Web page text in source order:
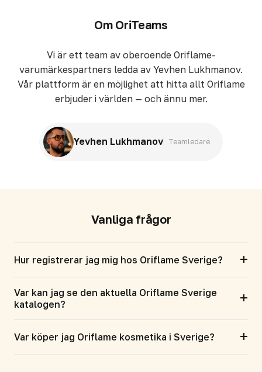
Om OriTeams
Vi är ett team av oberoende Oriflame-
varumärkespartners ledda av Yevhen Lukhmanov.
Vår plattform är en möjlighet att hitta allt Oriflame
erbjuder i världen — och ännu mer.
Yevhen Lukhmanov Teamledare
Vanliga frågor
Hur registrerar jag mig hos Oriflame Sverige? +
Var kan jag se den aktuella Oriflame Sverige
katalogen?
+
Var köper jag Oriflame kosmetika i Sverige? +